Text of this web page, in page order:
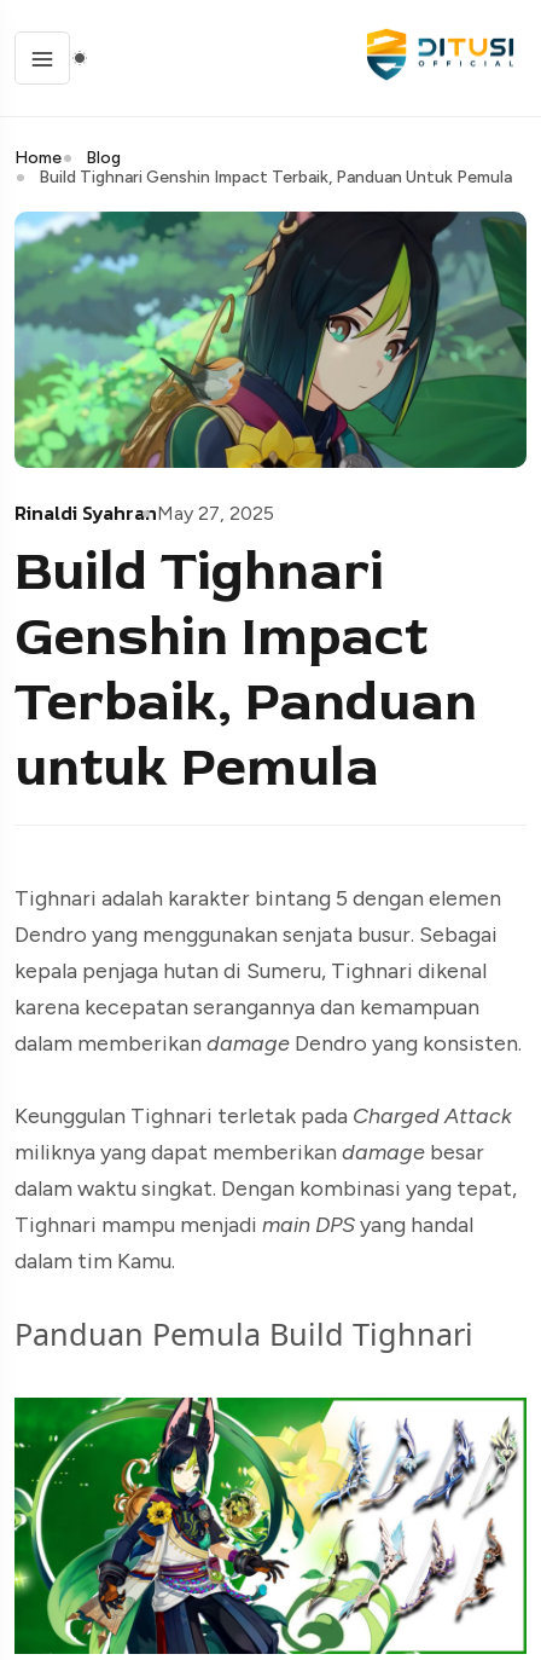
Home
Blog
Build Tighnari Genshin Impact Terbaik, Panduan Untuk Pemula
Rinaldi SyahranMay 27, 2025
Build Tighnari
Genshin Impact
Terbaik, Panduan
untuk Pemula
Tighnari adalah karakter bintang 5 dengan elemen
Dendro yang menggunakan senjata busur. Sebagai
kepala penjaga hutan di Sumeru, Tighnari dikenal
karena kecepatan serangannya dan kemampuan
dalam memberikan damage Dendro yang konsisten.
Keunggulan Tighnari terletak pada Charged Attack
miliknya yang dapat memberikan damage besar
dalam waktu singkat. Dengan kombinasi yang tepat,
Tighnari mampu menjadi main DPSyang handal
dalam tim Kamu.
Panduan Pemula Build Tighnari